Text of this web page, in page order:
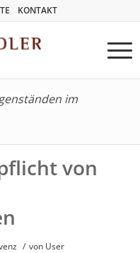
KONTAKT
im
von
/ von User